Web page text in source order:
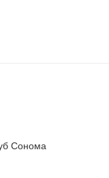
Сонома